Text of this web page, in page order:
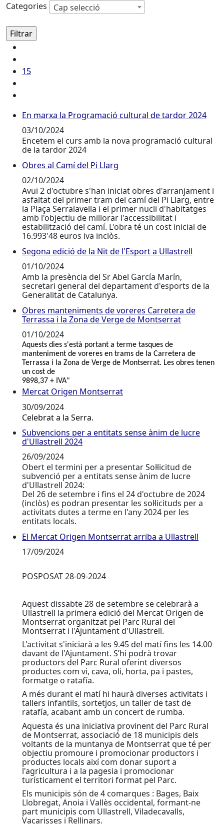
Categories Cap selecció
15
En marxa la Programació cultural de tardor 2024
En marxa la Programació cultural de tardor 2024
03/10/2024
Encetem el curs amb la nova programació cultural
de la tardor 2024
Obres al Camí del Pi Llarg
Obres al Camí del Pi Llarg
02/10/2024
Avui 2 d'octubre s'han iniciat obres d'arranjament i
asfaltat del primer tram del camí del Pi Llarg, entre
la Plaça Serralavella i el primer nucli d'habitatges
amb l'objectiu de millorar l'accessibilitat i
estabilització del camí. L'obra té un cost inicial de
16.993'48 euros iva inclòs.
Segona edició de la Nit de l'Esport a Ullastrell
Segona edició de la Nit de l'Esport a Ullastrell
01/10/2024
Amb la presència del Sr Abel García Marín,
secretari general del departament d'esports de la
Generalitat de Catalunya.
Obres manteniments de voreres Carretera de
Obres manteniments de voreres Carretera de
Terrassa i la Zona de Verge de Montserrat
01/10/2024
Aquests dies s'està portant a terme tasques de
manteniment de voreres en trams de la Carretera de
Terrassa i la Zona de Verge de Montserrat. Les obres tenen
un cost de
9898,37 + IVA"
Mercat Origen Montserrat
Mercat Origen Montserrat
30/09/2024
Celebrat a la Serra.
Subvencions per a entitats sense ànim de lucre
Subvencions per a entitats sense ànim de lucre
d'Ullastrell 2024
26/09/2024
Obert el termini per a presentar Sol·licitud de
subvenció per a entitats sense ànim de lucre
d'Ullastrell 2024:
Del 26 de setembre i fins el 24 d'octubre de 2024
(inclòs) es podran presentar les sol·licituds per a
activitats dutes a terme en l'any 2024 per les
entitats locals.
El Mercat Origen Montserrat arriba a Ullastrell
El Mercat Origen Montserrat arriba a Ullastrell
17/09/2024
POSPOSAT 28-09-2024
Aquest dissabte 28 de setembre se celebrarà a
Ullastrell la primera edició del Mercat Origen de
Montserrat organitzat pel Parc Rural del
Montserrat i l'Ajuntament d'Ullastrell.
L'activitat s'iniciarà a les 9.45 del matí fins les 14.00
davant de l'Ajuntament. S’hi podrà trovar
productors del Parc Rural oferint diversos
productes com vi, cava, oli, horta, pa i pastes,
formatge o ratafía.
A més durant el matí hi haurà diverses activitats i
tallers infantils, sortetjos, un taller de tast de
ratafía, acabant amb un concert de rumba.
Aquesta és una iniciativa provinent del Parc Rural
de Montserrat, associació de 18 municipis dels
voltants de la muntanya de Montserrat que té per
objectiu promoure i promocionar productors i
productes locals així com donar suport a
l'agricultura i a la pagesia i promocionar
turísticament el territori format pel Parc.
Els municipis són de 4 comarques : Bages, Baix
Llobregat, Anoia i Vallès occidental, formant-ne
part municipis com Ullastrell, Viladecavalls,
Vacarisses i Rellinars.